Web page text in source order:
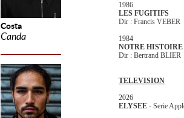
Costa
Canda
1986
LES FUGITIFS
Dir : Francis VEBER
1984
NOTRE HISTOIRE
Dir : Bertrand BLIER
TELEVISION
2026
ELYSEE - Serie